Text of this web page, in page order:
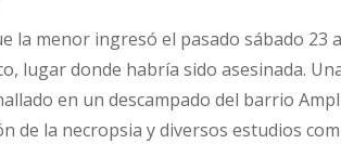
la menor ingresó el pasado sábado 23
lugar donde habría sido asesinada.
en un descampado del barrio
de la necropsia y diversos estudios